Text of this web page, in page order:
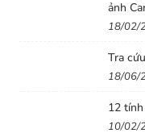
Teleconverter TC-
giác bị rơ khi sử
xuống còn f/5.6.
đi thấy rõ. Tốc độ
ảnh
18/02/
Tra
18/06/
12
10/02/